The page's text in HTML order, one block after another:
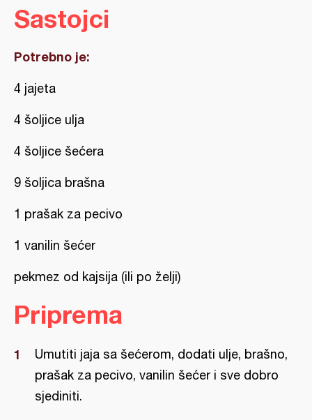
Sastojci
Potrebno je:
4 jajeta
4 šoljice ulja
4 šoljice šećera
9 šoljica brašna
1 prašak za pecivo
1 vanilin šećer
pekmez od kajsija (ili po želji)
Priprema
Umutiti jaja sa šećerom, dodati ulje, brašno,
prašak za pecivo, vanilin šećer i sve dobro
sjediniti.